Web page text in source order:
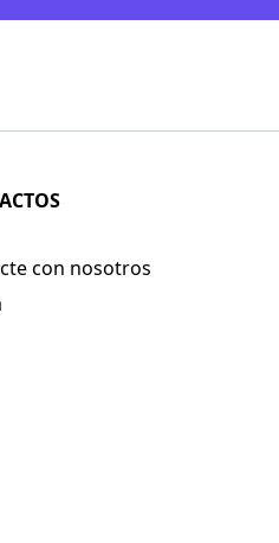
con nosotros